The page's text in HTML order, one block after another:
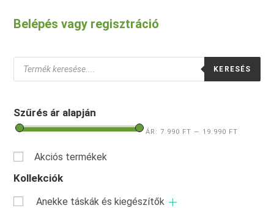
Belépés vagy regisztráció
Products
search
KERESÉS
Szűrés ár alapján
ÁR:7.990 FT — 19.990 FT
Akciós termékek
Kollekciók
Anekke táskák és kiegészítők